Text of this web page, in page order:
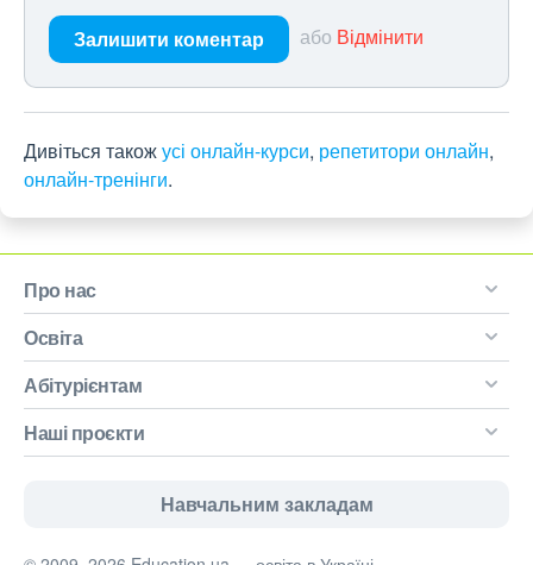
Залишити коментар або Відмінити
Дивіться такожусі онлайн-курси, репетитори онлайн,
онлайн-тренінги.
Про нас
Освіта
Абітурієнтам
Наші проєкти
Навчальним закладам